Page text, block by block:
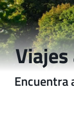
Encuentra